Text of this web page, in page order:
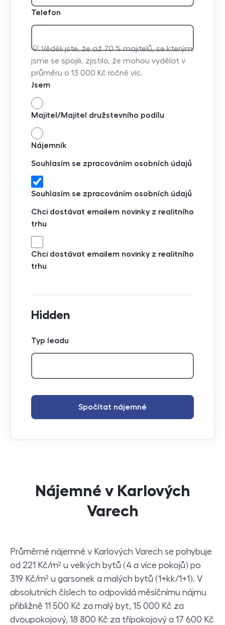
Telefon
💡 Věděli jste, že až 70 % majitelů, se kterými
jsme se spojili, zjistilo, že mohou vydělat v
průměru o 13 000 Kč ročně víc.
Jsem
Majitel/Majitel družstevního podílu
Nájemník
Souhlasím se zpracováním osobních údajů
Souhlasím se zpracováním osobních údajů
Chci dostávat emailem novinky z realitního
trhu
Chci dostávat emailem novinky z realitního
trhu
Hidden
Typ leadu
Spočítat nájemné
Nájemné v Karlových
Varech
Průměrné nájemné v Karlových Varech se pohybuje
od 221 Kč/m² u velkých bytů (4 a více pokojů) po
319 Kč/m² u garsonek a malých bytů (1+kk/1+1). V
absolutních číslech to odpovídá měsíčnímu nájmu
přibližně 11 500 Kč za malý byt, 15 000 Kč za
dvoupokojový, 18 800 Kč za třípokojový a 17 600 Kč